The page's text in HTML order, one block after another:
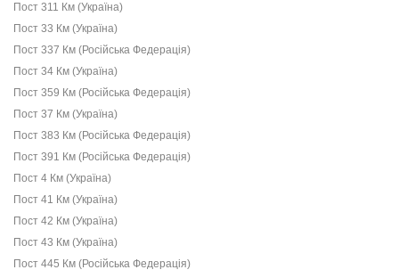
Пост 311 Км (Україна)
Пост 33 Км (Україна)
Пост 337 Км (Російська Федерація)
Пост 34 Км (Україна)
Пост 359 Км (Російська Федерація)
Пост 37 Км (Україна)
Пост 383 Км (Російська Федерація)
Пост 391 Км (Російська Федерація)
Пост 4 Км (Україна)
Пост 41 Км (Україна)
Пост 42 Км (Україна)
Пост 43 Км (Україна)
Пост 445 Км (Російська Федерація)